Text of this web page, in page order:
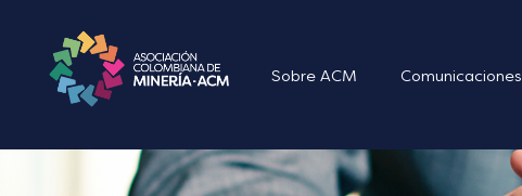
Sobre ACM Comunicaciones